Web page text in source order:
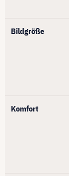
Bildgröße
Komfort